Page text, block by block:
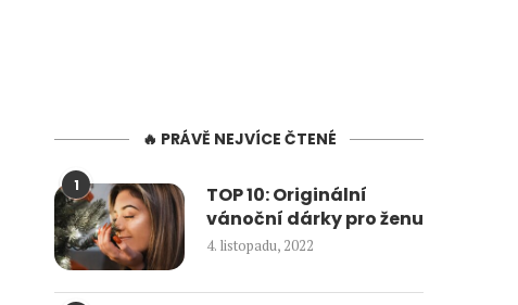
🔥 PRÁVĚ NEJVÍCE ČTENÉ
1
TOP 10: Originální
vánoční dárky pro ženu
4. listopadu, 2022